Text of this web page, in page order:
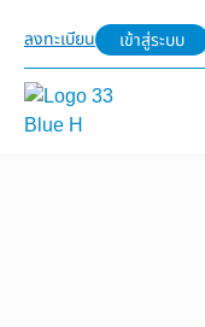
ลงทะเบียน เข้าสู่ระบบ